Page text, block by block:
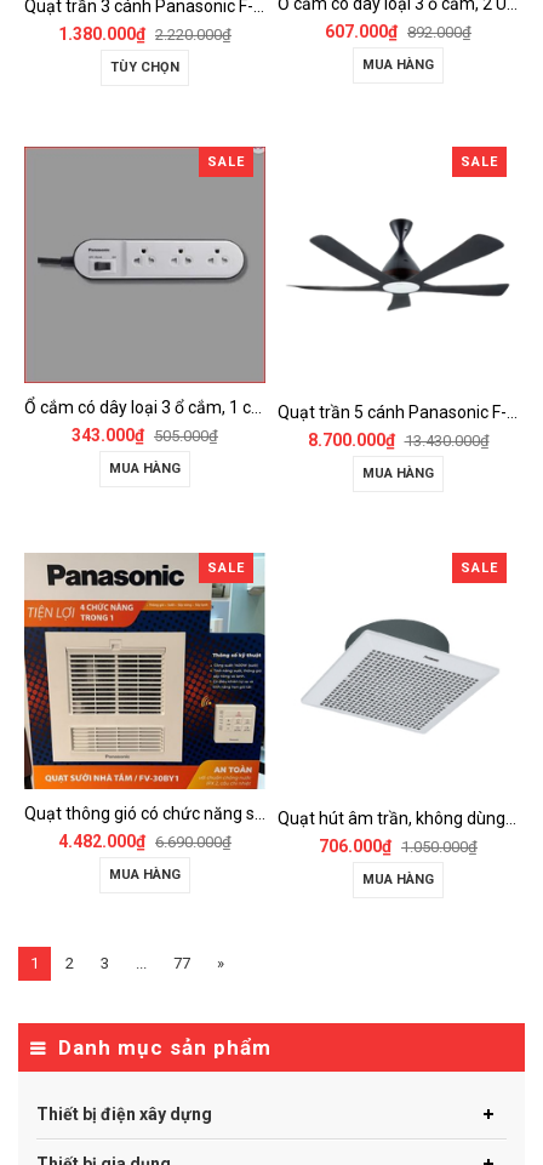
Quạt trần 3 cánh Panasonic F-60FV2
1.380.000₫ 2.220.000₫
TÙY CHỌN
607.000₫ 892.000₫
MUA HÀNG
SALE
343.000₫ 505.000₫
MUA HÀNG
SALE
Quạt trần 5 cánh Panasonic F-60DGN có đèn LED và kết nối Wireless
8.700.000₫ 13.430.000₫
MUA HÀNG
SALE
4.482.000₫ 6.690.000₫
MUA HÀNG
SALE
Quạt hút âm trần, không dùng ống dẫn Panasonic - FV-25TGU6
706.000₫ 1.050.000₫
MUA HÀNG
1 2 3 ... 77 »
Danh mục sản phẩm
Thiết bị điện xây dựng